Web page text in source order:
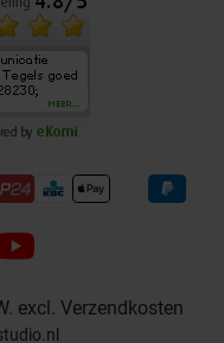
excl. Verzendkosten